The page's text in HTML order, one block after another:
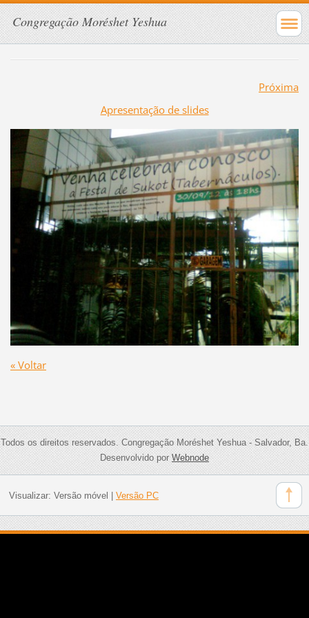
Congregação Moréshet Yeshua
Próxima
Apresentação de slides
« Voltar
Todos os direitos reservados. Congregação Moréshet Yeshua - Salvador, Ba.
Desenvolvido porWebnode
Visualizar: Versão móvel Versão PC